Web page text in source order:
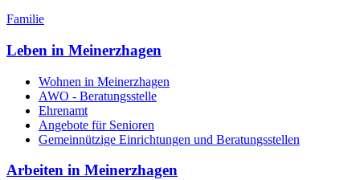
Familie
Leben in Meinerzhagen
Wohnen in Meinerzhagen
AWO - Beratungsstelle
Ehrenamt
Angebote für Senioren
Gemeinnützige Einrichtungen und Beratungsstellen
Arbeiten in Meinerzhagen